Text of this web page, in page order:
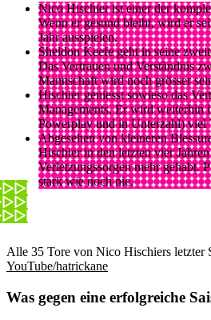
Nico Hischier ist einer der
Wenn er gesund bleibt, wird er
Jahr ausspielen.
Sheldon Keefe geht in seine
Das Vertrauen und Verständnis
Mannschaft wird noch grösser
Hischier geniesst sowieso das
Managements. Er wird weiterhin
Powerplay und in Unterzahl) viel
Abgesehen von kleineren
Hischier in den letzten vier
Verletzungssorgen mehr gehabt.
stark wie noch nie.
Alle 35 Tore von Nico Hischiers letzter
YouTube/hatrickane
Was gegen eine erfolgreiche